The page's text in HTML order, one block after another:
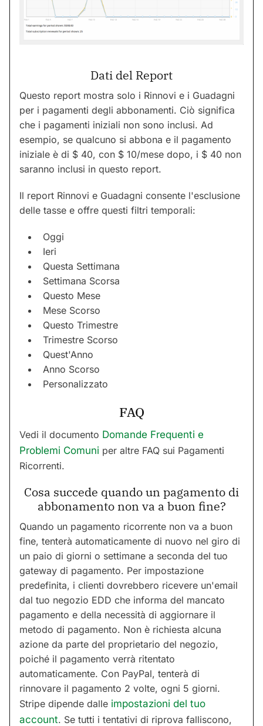
Dati del Report
Questo report mostra solo i Rinnovi e i Guadagni
per i pagamenti degli abbonamenti. Ciò significa
che i pagamenti iniziali non sono inclusi. Ad
esempio, se qualcuno si abbona e il pagamento
iniziale è di $ 40, con $ 10/mese dopo, i $ 40 non
saranno inclusi in questo report.
Il report Rinnovi e Guadagni consente l'esclusione
delle tasse e offre questi filtri temporali:
Oggi
Ieri
Questa Settimana
Settimana Scorsa
Questo Mese
Mese Scorso
Questo Trimestre
Trimestre Scorso
Quest'Anno
Anno Scorso
Personalizzato
FAQ
Vedi il documento Domande Frequenti e
Problemi Comuni per altre FAQ sui Pagamenti
Ricorrenti.
Cosa succede quando un pagamento di
abbonamento non va a buon fine?
Quando un pagamento ricorrente non va a buon
fine, tenterà automaticamente di nuovo nel giro di
un paio di giorni o settimane a seconda del tuo
gateway di pagamento. Per impostazione
predefinita, i clienti dovrebbero ricevere un'email
dal tuo negozio EDD che informa del mancato
pagamento e della necessità di aggiornare il
metodo di pagamento. Non è richiesta alcuna
azione da parte del proprietario del negozio,
poiché il pagamento verrà ritentato
automaticamente. Con PayPal, tenterà di
rinnovare il pagamento 2 volte, ogni 5 giorni.
Stripe dipende dalle impostazioni del tuo
account. Se tutti i tentativi di riprova falliscono,